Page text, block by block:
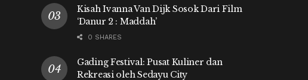
Kisah Ivanna Van Dijk Sosok Dari Film
‘Danur 2 : Maddah’
0 SHARES
Gading Festival: Pusat Kuliner dan
Rekreasi oleh Sedayu City